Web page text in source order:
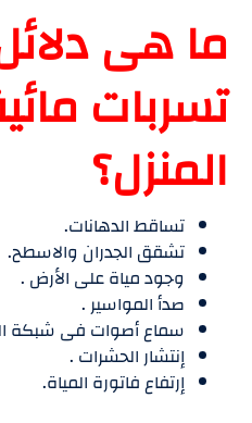
ما هى
تسربات
المنزل؟
تساقط الدهانات.
تشقق الجدران والاسطح.
وجود مياة على الأرض .
صدأ المواسير .
سماع أصوات فى شبكة
إنتشار الحشرات .
إرتفاع فاتورة المياة.